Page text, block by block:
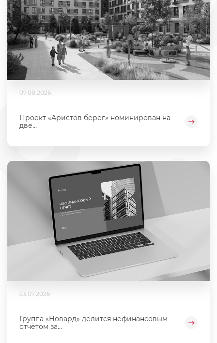
07.08.2026
Проект «Аристов берег» номинирован на
две...
23.07.2026
Группа «Новард» делится нефинансовым
отчётом за...